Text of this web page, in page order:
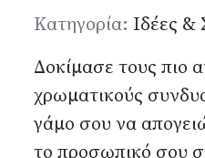
Λεπτομέρειες
Κατηγορία: Ιδέες &
Δοκίμασε τους πιο
χρωματικούς
γάμο σου να
το προσωπικό σου